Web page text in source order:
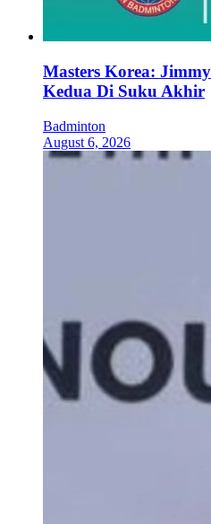
Masters Korea:
Kedua Di Suku Akhir
Badminton
August 6, 2026